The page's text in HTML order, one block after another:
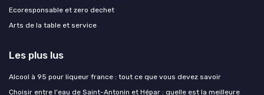
Ecoresponsable et zero dechet
Arts de la table et service
Les plus lus
Alcool à 95 pour liqueur france : tout ce que vous devez savoir
Choisir entre l'eau de Saint-Antonin et Hépar : quelle est la meilleure